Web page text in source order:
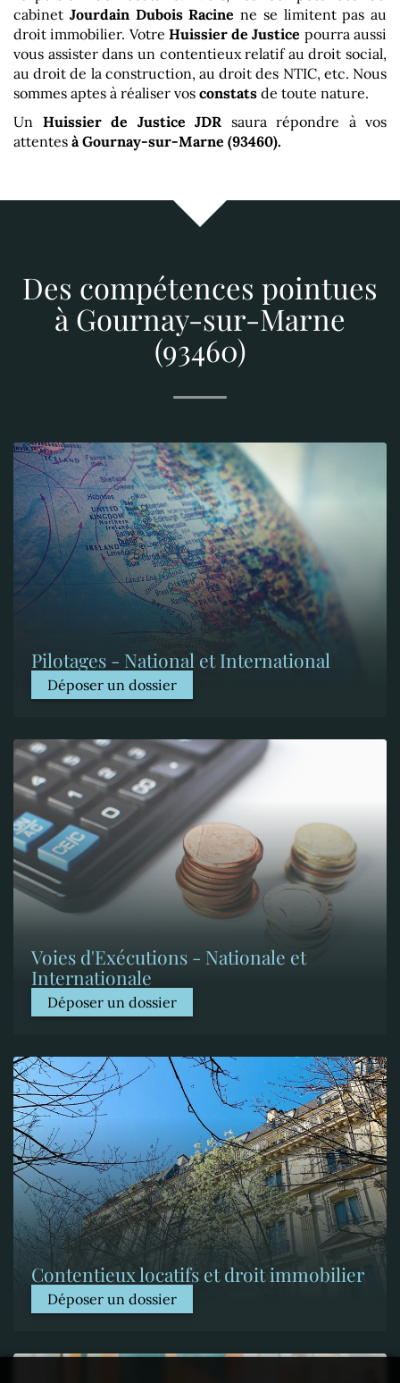
cabinet Jourdain Dubois Racine ne se limitent pas au
droit immobilier. Votre Huissier de Justice pourra aussi
vous assister dans un contentieux relatif au droit social,
au droit de la construction, au droit des NTIC, etc. Nous
sommes aptes à réaliser vos constats de toute nature.
Un Huissier de Justice JDR saura répondre à vos
attentes à Gournay-sur-Marne (93460).
Des compétences pointues
à Gournay-sur-Marne
(93460)
Pilotages - National et International
Déposer un dossier
Voies d'Exécutions - Nationale et
Internationale
Déposer un dossier
Contentieux locatifs et droit immobilier
Déposer un dossier